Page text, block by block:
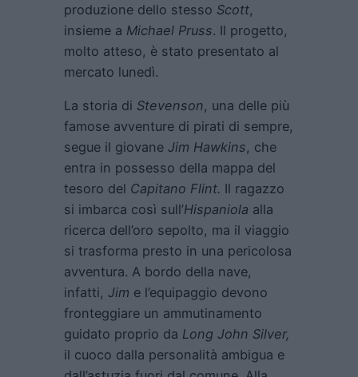
produzione dello stesso Scott,
insieme a Michael Pruss. Il progetto,
molto atteso, è stato presentato al
mercato lunedì.
La storia di Stevenson, una delle più
famose avventure di pirati di sempre,
segue il giovane Jim Hawkins, che
entra in possesso della mappa del
tesoro del Capitano Flint. Il ragazzo
si imbarca così sull’Hispaniola alla
ricerca dell’oro sepolto, ma il viaggio
si trasforma presto in una pericolosa
avventura. A bordo della nave,
infatti, Jim e l’equipaggio devono
fronteggiare un ammutinamento
guidato proprio da Long John Silver,
il cuoco dalla personalità ambigua e